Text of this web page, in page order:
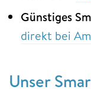
Günstiges
direkt bei
Unser